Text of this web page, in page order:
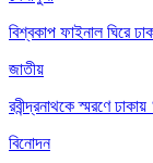
বিশ্বকাপ ফাইনাল ঘিরে
জাতীয়
রবীন্দ্রনাথকে স্মরণে
বিনোদন